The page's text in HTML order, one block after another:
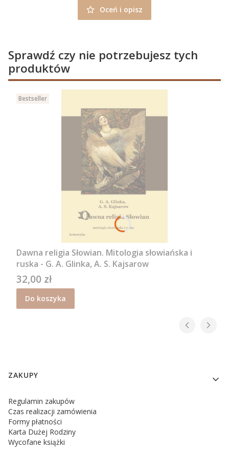
Oceń i opisz
Sprawdź czy nie potrzebujesz tych
produktów
Bestseller
Dawna religia Słowian. Mitologia słowiańska i
ruska - G. A. Glinka, A. S. Kajsarow
Cena
32,00 zł
Do koszyka
Linki w stopce
ZAKUPY
Regulamin zakupów
Czas realizacji zamówienia
Formy płatności
Karta Dużej Rodziny
Wycofane książki